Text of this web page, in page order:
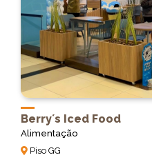
Berry´s Iced Food
Alimentação
Piso GG